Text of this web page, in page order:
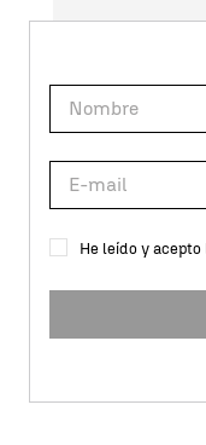
He leído y acepto